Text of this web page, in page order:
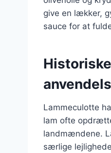
give en lækker,
sauce for at
Lammeculotte
lam ofte
landmændene.
særlige